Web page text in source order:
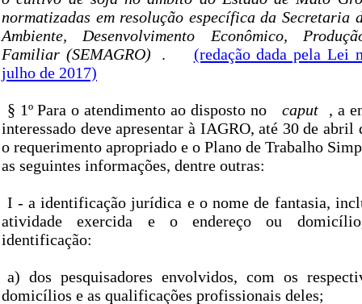
normatizadas em resolução específica da Secretaria
Ambiente, Desenvolvimento Econômico,
Familiar (SEMAGRO)
.
(redação dada pela Lei
julho de 2017)
§ 1º Para o atendimento ao disposto no caput
, a
interessado deve apresentar à IAGRO, até 30 de abril
o requerimento apropriado e o Plano de Trabalho
as seguintes informações, dentre outras:
I - a identificação jurídica e o nome de fantasia,
atividade exercida e o endereço ou
identificação:
a) dos pesquisadores envolvidos, com os
domicílios e as qualificações profissionais deles;